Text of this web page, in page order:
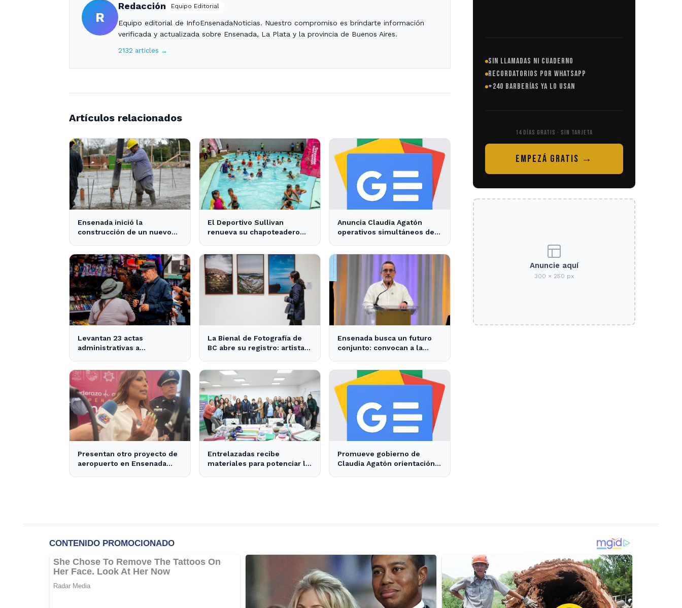
R
Redacción Equipo Editorial
Equipo editorial de InfoEnsenadaNoticias. Nuestro compromiso es brindarte información
verificada y actualizada sobre Ensenada, La Plata y la provincia de Buenos Aires.
2132 articles →
Artículos relacionados
Ensenada inició la
construcción de un nuevo
millones - 0221
El Deportivo Sullivan
renueva su chapoteadero
Anuncia Claudia Agatón
operativos simultáneos de
Villas del Roble - XXV
Ayuntamiento de Ensenada
Levantan 23 actas
administrativas a
ZETA
La Bienal de Fotografía de
BC abre su registro: artistas
Ensenada busca un futuro
conjunto: convocan a la
Presentan otro proyecto de
aeropuerto en Ensenada
Entrelazadas recibe
materiales para potenciar la
Promueve gobierno de
Claudia Agatón orientación
SIN LLAMADAS NI CUADERNO
RECORDATORIOS POR WHATSAPP
+240 BARBERÍAS YA LO USAN
14 DÍAS GRATIS · SIN TARJETA
EMPEZÁ GRATIS →
Anuncie aquí
300 × 250 px